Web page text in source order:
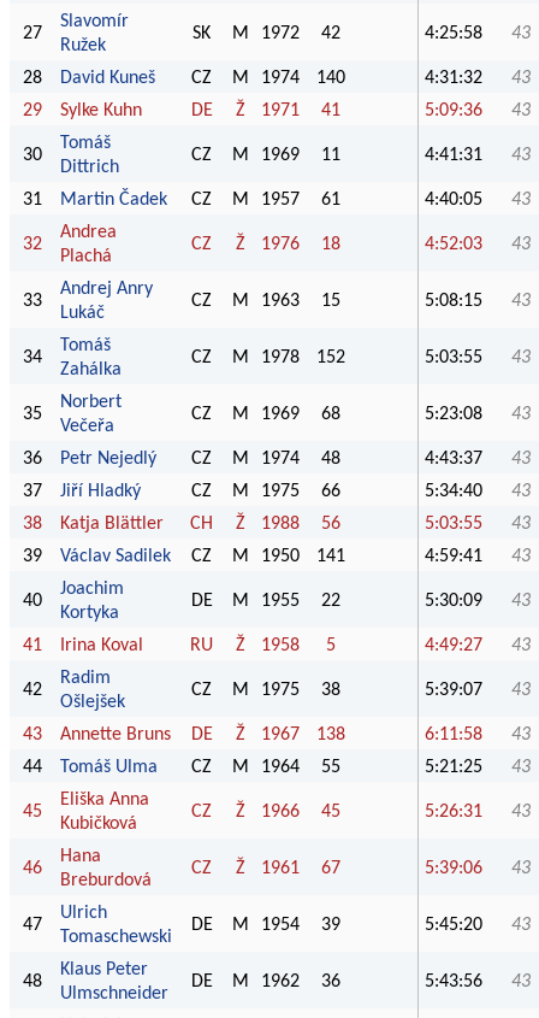
27
Slavomír
Ružek
SK M 1972 42 4:25:58 43
28 David Kuneš CZ M 1974 140 4:31:32
43
29
Sylke Kuhn DE Ž 1971 41 5:09:36 43
30
Tomáš
Dittrich
CZ M 1969 11 4:41:31 43
31 Martin Čadek CZ M 1957 61 4:40:05 43
32
Andrea
Plachá
CZ Ž 1976 18 4:52:03 43
33
Andrej Anry
Lukáč
CZ M 1963 15 5:08:15 43
34
Tomáš
Zahálka
CZ M 1978 152 5:03:55 43
35
Norbert
Večeřa
CZ M 1969 68 5:23:08 43
36 Petr Nejedlý CZ M 1974 48 4:43:37
43
37
Jiří Hladký CZ M 1975 66 5:34:40
43
38
Katja Blättler CH Ž 1988 56 5:03:55
43
39
Václav Sadilek CZ M 1950 141 4:59:41 43
40
Joachim
Kortyka
DE M 1955 22 5:30:09 43
41 Irina Koval RU Ž 1958 5 4:49:27 43
42
Radim
Ošlejšek
CZ M 1975 38 5:39:07 43
43 Annette Bruns DE Ž 1967 138 6:11:58
43
44
Tomáš Ulma CZ M 1964 55 5:21:25 43
45
Eliška Anna
Kubičková
CZ Ž 1966 45 5:26:31 43
46
Hana
Breburdová
CZ Ž 1961 67 5:39:06 43
47
Ulrich
Tomaschewski
DE M 1954 39 5:45:20 43
48
Klaus Peter
Ulmschneider
DE M 1962 36 5:43:56 43